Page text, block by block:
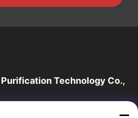
Technology Co.,
um fabricante e um exportador